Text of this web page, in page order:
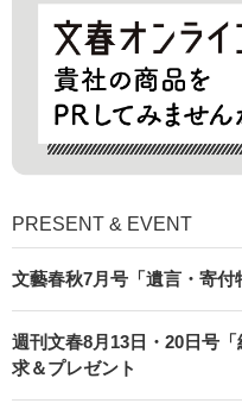
PRESENT & EVENT
文藝春秋7月号「遺言・寄付
週刊文春8月13日・20日号
求＆プレゼント